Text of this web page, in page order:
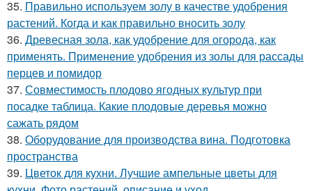
35. Правильно используем золу в качестве удобрения
растений. Когда и как правильно вносить золу
36. Древесная зола, как удобрение для огорода, как
применять. Применение удобрения из золы для рассады
перцев и помидор
37. Совместимость плодово ягодных культур при
посадке таблица. Какие плодовые деревья можно
сажать рядом
38. Оборудование для производства вина. Подготовка
пространства
39. Цветок для кухни. Лучшие ампельные цветы для